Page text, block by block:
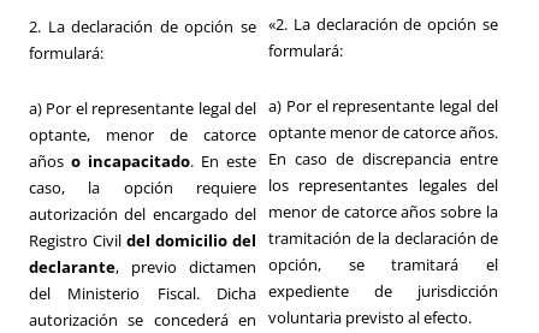
2. La declaración de opción se
formulará:
a) Por el representante legal del
optante, menor de catorce
años o incapacitado. En este
caso, la opción requiere
autorización del encargado del
Registro Civil del domicilio del
declarante, previo dictamen
del Ministerio Fiscal. Dicha
autorización se concederá en
«2. La declaración de opción se
formulará:
a) Por el representante legal del
optante menor de catorce años.
En caso de discrepancia entre
los representantes legales del
menor de catorce años sobre la
tramitación de la declaración de
opción, se tramitará el
expediente de jurisdicción
voluntaria previsto al efecto.